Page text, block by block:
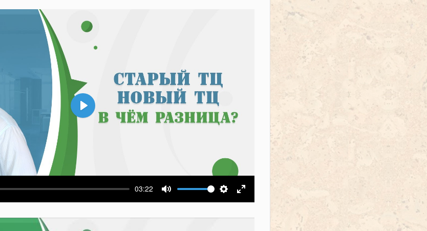
03:22
Выключить звукНастройки
На весь экран
Воспроизвести